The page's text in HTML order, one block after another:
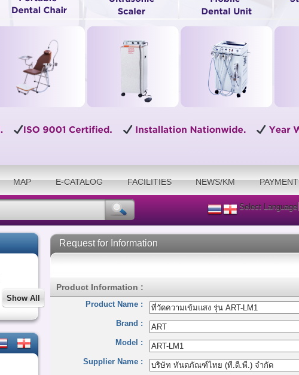
MAP E-CATALOG FACILITIES NEWS/KM PAYMENT
Select Language
Request for Information
Product Information :
Product Name :
Brand :
Model :
Supplier Name :
Show All